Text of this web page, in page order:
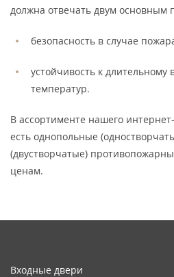
должна отвечать двум основным
безопасность в случае
устойчивость к длительному
температур.
В ассортименте нашего
есть однопольные
(двустворчатые)
ценам.
Входные двери